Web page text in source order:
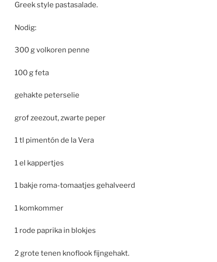
Greek style pastasalade.
Nodig:
300 g volkoren penne
100 g feta
gehakte peterselie
grof zeezout, zwarte peper
1 tl pimentón de la Vera
1 el kappertjes
1 bakje roma-tomaatjes gehalveerd
1 komkommer
1 rode paprika in blokjes
2 grote tenen knoflook fijngehakt.